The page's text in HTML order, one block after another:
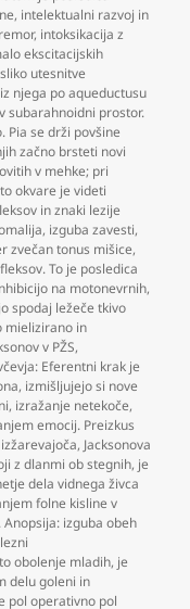
, intelektualni razvoj in
, intoksikacija z
ekscitacijskih
utesnitve
iz njega po aqueductusu
subarahnoidni prostor.
Pia se drži povšine
začno brsteti novi
v mehke; pri
okvare je videti
in znaki lezije
, izguba zavesti,
zvečan tonus mišice,
To je posledica
na motonevrnih,
spodaj ležeče tkivo
mielizirano in
v PŽS,
Eferentni krak je
, izmišljujejo si nove
, izražanje netekoče,
emocij. Preizkus
izžarevajoča, Jacksonova
z dlanmi ob stegnih, je
dela vidnega živca
folne kisline v
izguba obeh
obolenje mladih, je
delu goleni in
pol operativno pol